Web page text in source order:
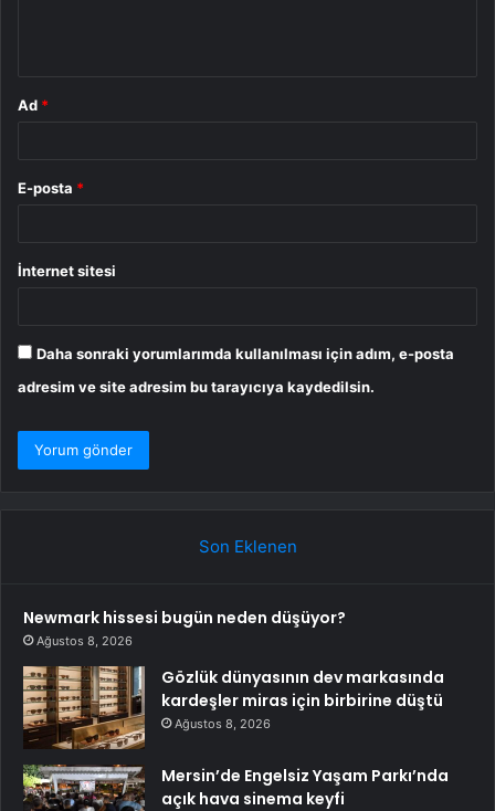
Ad *
E-posta *
İnternet sitesi
Daha sonraki yorumlarımda kullanılması için adım, e-posta
adresim ve site adresim bu tarayıcıya kaydedilsin.
Son Eklenen
Newmark hissesi bugün neden düşüyor?
Ağustos 8, 2026
Gözlük dünyasının dev markasında
kardeşler miras için birbirine düştü
Ağustos 8, 2026
Mersin’de Engelsiz Yaşam Parkı’nda
açık hava sinema keyfi